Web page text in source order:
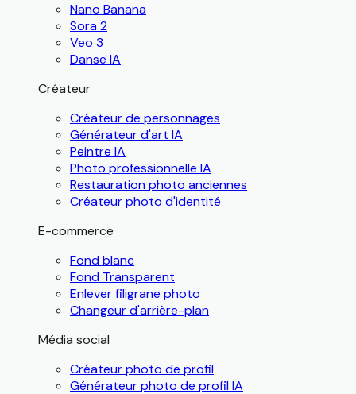
Nano Banana
Sora 2
Veo 3
Danse IA
Créateur
Créateur de personnages
Générateur d'art IA
Peintre IA
Photo professionnelle IA
Restauration photo anciennes
Créateur photo d'identité
E-commerce
Fond blanc
Fond Transparent
Enlever filigrane photo
Changeur d'arrière-plan
Média social
Créateur photo de profil
Générateur photo de profil IA